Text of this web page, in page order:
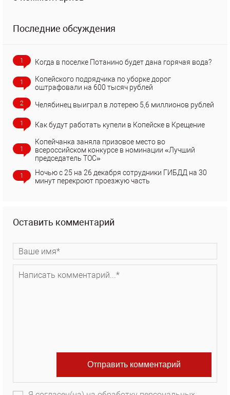
Последние обсуждения
1 Когда в поселке Потанино будет дана горячая вода?
1
Копейского подрядчика по уборке дорог
оштрафовали на 600 тысяч рублей
2 Челябинец выиграл в лотерею 5,6 миллионов рублей
1 Как будут работать купели в Копейске в Крещение
1
Копейчанка заняла призовое место во
всероссийском конкурсе в номинации «Лучший
председатель ТОС»
1
Ночью с 25 на 26 декабря сотрудники ГИБДД на 30
минут перекроют проезжую часть
Оставить комментарий